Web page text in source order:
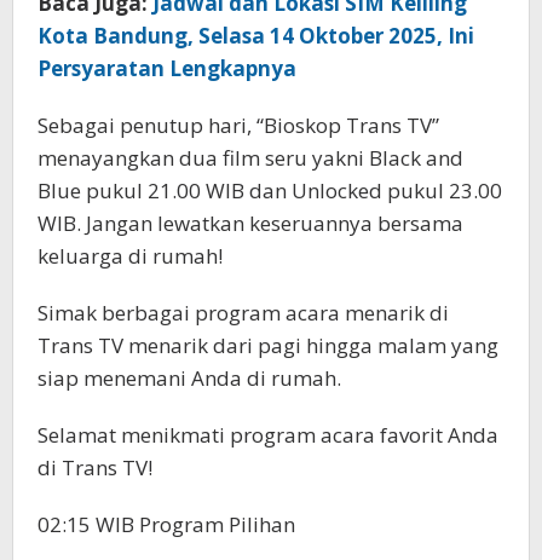
Kota Bandung, Selasa 14 Oktober 2025, Ini
Persyaratan Lengkapnya
Sebagai penutup hari, “Bioskop Trans TV”
menayangkan dua film seru yakni Black and
Blue pukul 21.00 WIB dan Unlocked pukul 23.00
WIB. Jangan lewatkan keseruannya bersama
keluarga di rumah!
Simak berbagai program acara menarik di
Trans TV menarik dari pagi hingga malam yang
siap menemani Anda di rumah.
Selamat menikmati program acara favorit Anda
di Trans TV!
02:15 WIB Program Pilihan